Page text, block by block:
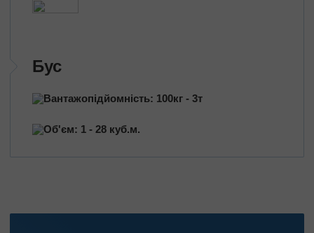
Бус
Вантажопідйомність: 100кг - 3т
Об'єм: 1 - 28 куб.м.